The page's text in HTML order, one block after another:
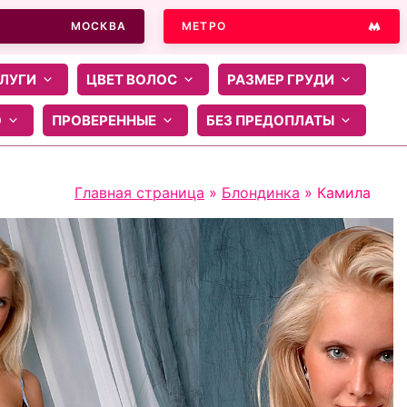
МОСКВА МЕТРО
ЦВЕТ ВОЛОС РАЗМЕР ГРУДИ
ПРОВЕРЕННЫЕ БЕЗ ПРЕДОПЛАТЫ
Главная страница » Блондинка » Камила